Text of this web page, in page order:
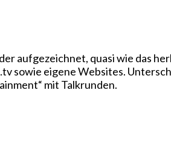
aufgezeichnet, quasi wie das
sowie eigene Websites.
mit Talkrunden.